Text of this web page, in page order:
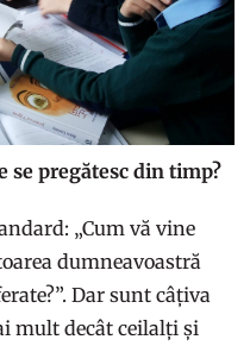
se pregătesc din timp?
„Cum vă vine
dumneavoastră
Dar sunt câțiva
mult decât ceilalți și